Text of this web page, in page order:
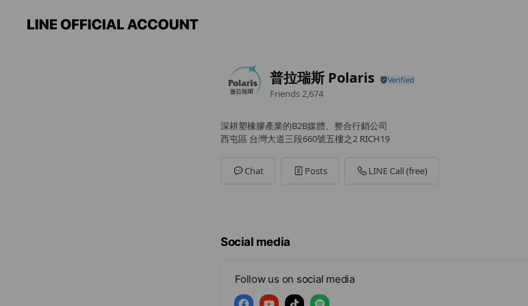
普拉瑞斯 Polaris
Friends 2,674
深耕塑橡膠產業的B2B媒體、整合行銷公司
西屯區 台灣大道三段660號五樓之2 RICH19
Chat Posts LINE Call (free)
Social media
Follow us on social media